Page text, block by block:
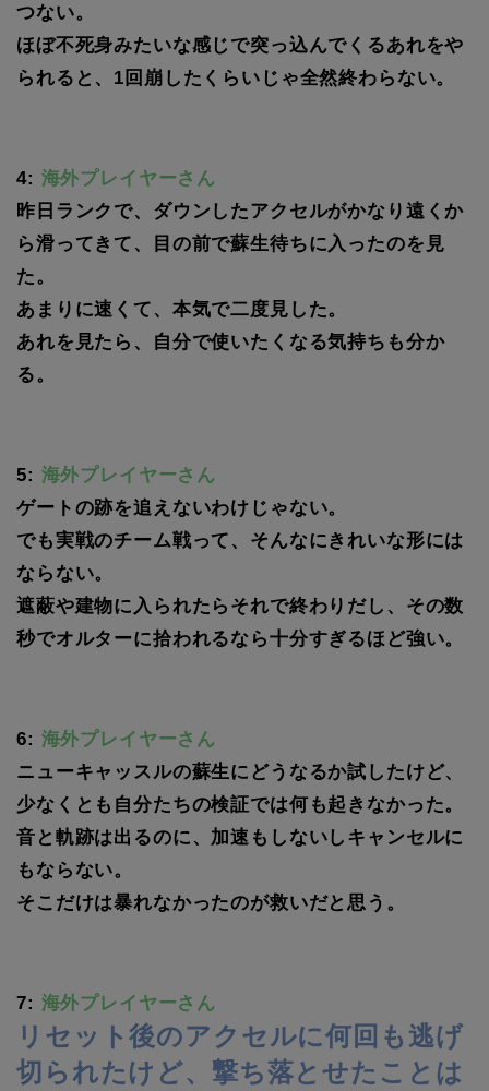
つない。
ほぼ不死身みたいな感じで突っ込んでくるあれをや
られると、1回崩したくらいじゃ全然終わらない。
4: 海外プレイヤーさん
昨日ランクで、ダウンしたアクセルがかなり遠くか
ら滑ってきて、目の前で蘇生待ちに入ったのを見
た。
あまりに速くて、本気で二度見した。
あれを見たら、自分で使いたくなる気持ちも分か
る。
5: 海外プレイヤーさん
ゲートの跡を追えないわけじゃない。
でも実戦のチーム戦って、そんなにきれいな形には
ならない。
遮蔽や建物に入られたらそれで終わりだし、その数
秒でオルターに拾われるなら十分すぎるほど強い。
6: 海外プレイヤーさん
ニューキャッスルの蘇生にどうなるか試したけど、
少なくとも自分たちの検証では何も起きなかった。
音と軌跡は出るのに、加速もしないしキャンセルに
もならない。
そこだけは暴れなかったのが救いだと思う。
7: 海外プレイヤーさん
リセット後のアクセルに何回も逃げ
切られたけど、撃ち落とせたことは